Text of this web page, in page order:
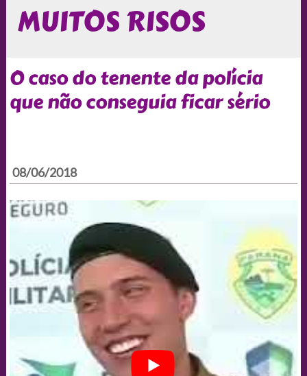
MUITOS RISOS
O caso do tenente da polícia
que não conseguia ficar sério
08/06/2018